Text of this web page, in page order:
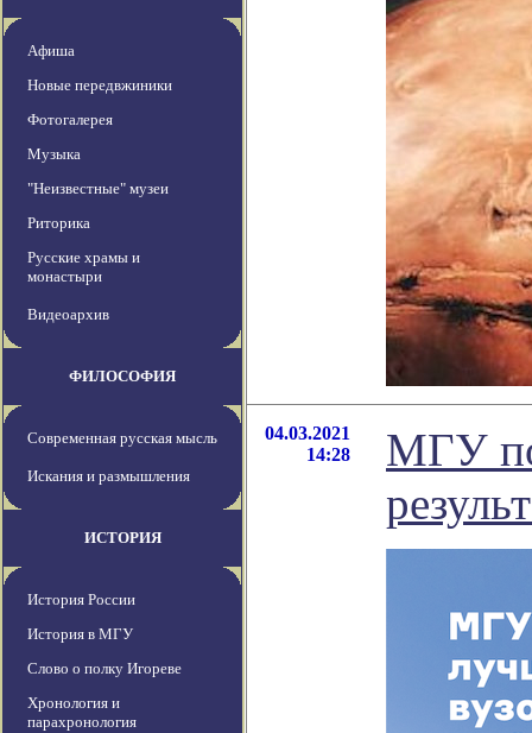
Афиша
Новые передвжиники
Фотогалерея
Музыка
"Неизвестные" музеи
Риторика
Русские храмы и
монастыри
Видеоархив
ФИЛОСОФИЯ
Современная русская мысль
Искания и размышления
ИСТОРИЯ
История России
История в МГУ
Слово о полку Игореве
Хронология и
парахронология
04.03.2021
14:28
МГУ